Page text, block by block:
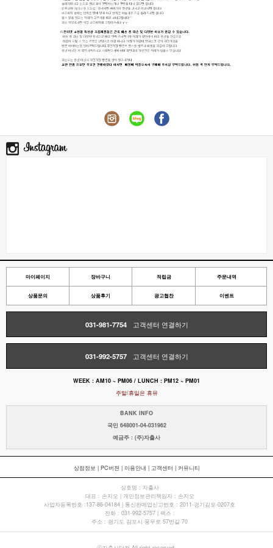
마이페이지 장바구니 적립금 주문내역
상품문의 상품후기 광고협찬 이벤트
031-981-7754 고객센터 연결하기
031-992-5757 고객센터 연결하기
WEEK : AM10 ~ PM06 / LUNCH : PM12 ~ PM01
주말/휴일은 휴뮤
BANK INFO
국민 648001-04-031962
예금주 : (주)자출사
상점정보 | PC버젼 | 이용안내 | 고객센터 | 커뮤니티
상호명 : 자출사
대표 : 손지오 | 개인정보관리책임자 : 손지오
사업자등록번호 :137-86-04184 | 통신판매업신고번호 : 2011-경기김포-0207호
전화 : 031-992-5757 | 팩스 :
주소 : 경기도 김포시 풍무로 57번길 70